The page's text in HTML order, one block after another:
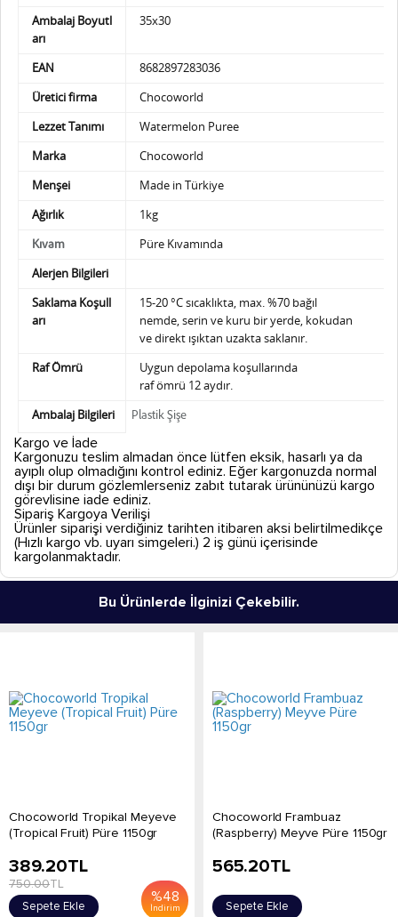
Ambalaj Boyutl
arı
35x30
EAN
8682897283036
Üretici firma
Chocoworld
Lezzet Tanımı
Watermelon Puree
Marka
Chocoworld
Menşei
Made in Türkiye
Ağırlık
1kg
Kıvam
Püre Kıvamında
Alerjen Bilgileri
Saklama Koşull
arı
15-20 °C sıcaklıkta, max. %70 bağıl
nemde, serin ve kuru bir yerde, kokudan
ve direkt ışıktan uzakta saklanır.
Raf Ömrü
Uygun depolama koşullarında
raf ömrü 12 aydır.
Ambalaj Bilgileri
Plastik Şişe
Kargo ve İade
Kargonuzu teslim almadan önce lütfen eksik, hasarlı ya da
ayıplı olup olmadığını kontrol ediniz. Eğer kargonuzda normal
dışı bir durum gözlemlerseniz zabıt tutarak ürününüzü kargo
görevlisine iade ediniz.
Sipariş Kargoya Verilişi
Ürünler siparişi verdiğiniz tarihten itibaren aksi belirtilmedikçe
(Hızlı kargo vb. uyarı simgeleri.) 2 iş günü içerisinde
kargolanmaktadır.
Bu Ürünlerde İlginizi Çekebilir.
Chocoworld Tropikal Meyeve
(Tropical Fruit) Püre 1150gr
%48
İndirim
389.20TL
750.00TL
Sepete Ekle
Chocoworld Frambuaz
(Raspberry) Meyve Püre 1150gr
565.20TL
Sepete Ekle